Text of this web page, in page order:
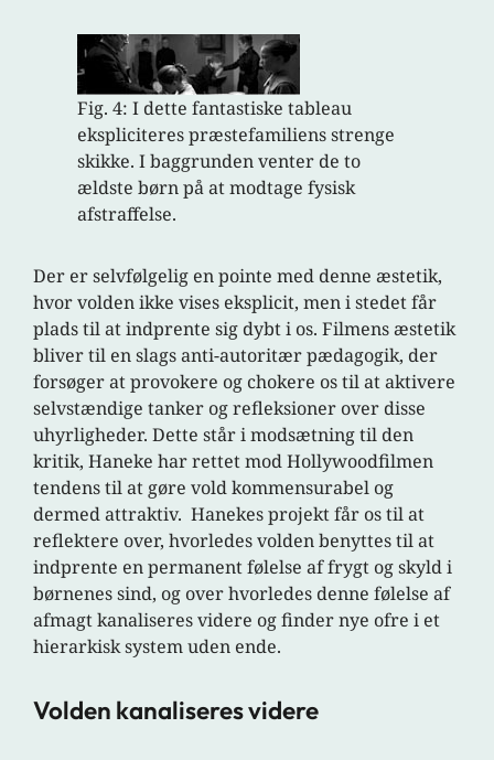
Fig. 4: I dette fantastiske tableau
ekspliciteres præstefamiliens strenge
skikke. I baggrunden venter de to
ældste børn på at modtage fysisk
afstraffelse.
Der er selvfølgelig en pointe med denne æstetik,
hvor volden ikke vises eksplicit, men i stedet får
plads til at indprente sig dybt i os. Filmens æstetik
bliver til en slags anti-autoritær pædagogik, der
forsøger at provokere og chokere os til at aktivere
selvstændige tanker og refleksioner over disse
uhyrligheder. Dette står i modsætning til den
kritik, Haneke har rettet mod Hollywoodfilmen
tendens til at gøre vold kommensurabel og
dermed attraktiv. Hanekes projekt får os til at
reflektere over, hvorledes volden benyttes til at
indprente en permanent følelse af frygt og skyld i
børnenes sind, og over hvorledes denne følelse af
afmagt kanaliseres videre og finder nye ofre i et
hierarkisk system uden ende.
Volden kanaliseres videre